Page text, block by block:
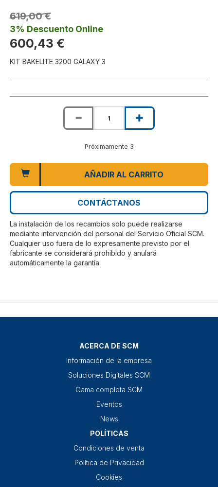
619,00 €
3% Descuento Online
600,43 €
KIT BAKELITE 3200 GALAXY 3
Próximamente 3
AÑADIR AL CARRITO
CONTÁCTANOS
La instalación de los recambios solo puede realizarse
mediante intervención del personal del Servicio Oficial SCM.
Cualquier uso fuera de lo expresamente previsto por el
fabricante se considerará prohibido y anulará
automáticamente la garantía.
ACERCA DE SCM
Información de la empresa
Soluciones Digitales SCM
Gama completa SCM
Eventos
News
POLÍTICAS
Condiciones de venta
Política de Privacidad
Cookies